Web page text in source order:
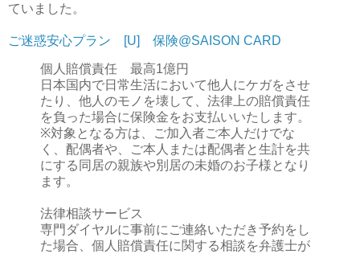
ていました。
ご迷惑安心プラン [U] 保険@SAISON CARD
個人賠償責任 最高1億円
日本国内で日常生活において他人にケガをさせ
たり、他人のモノを壊して、法律上の賠償責任
を負った場合に保険金をお支払いいたします。
※対象となる方は、ご加入者ご本人だけでな
く、配偶者や、ご本人または配偶者と生計を共
にする同居の親族や別居の未婚のお子様となり
ます。
法律相談サービス
専門ダイヤルに事前にご連絡いただき予約をし
た場合、個人賠償責任に関する相談を弁護士が